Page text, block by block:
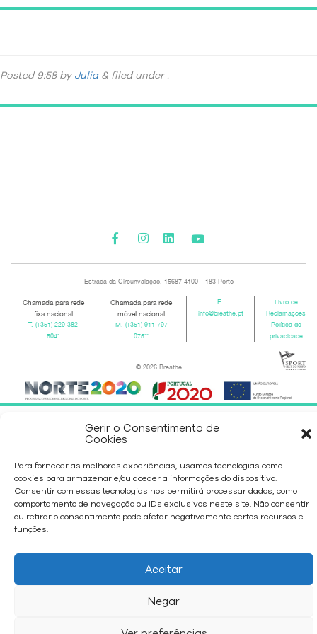
Gerir o Consentimento de
Cookies
Para fornecer as melhores experiências, usamos tecnologias como
cookies para armazenar e/ou aceder a informações do dispositivo.
Consentir com essas tecnologias nos permitirá processar dados, como
comportamento de navegação ou IDs exclusivos neste site. Não consentir
ou retirar o consentimento pode afetar negativamante certos recursos e
funções.
Aceitar
Negar
Posted9:58by Julia & filed under .
Estrada da Circunvalação, 15687 4100 - 183 Porto
Chamada para rede
fixa nacional
T.(+351) 229 382
504*
Chamada para rede
móvel nacional
M. (+351) 911 797
075**
E.
info@breathe.pt
Livro de
Reclamações
Política de
privacidade
© 2026 Breathe